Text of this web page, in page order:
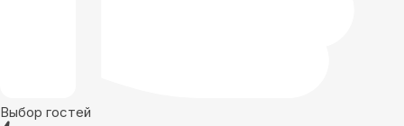
Выбор гостей